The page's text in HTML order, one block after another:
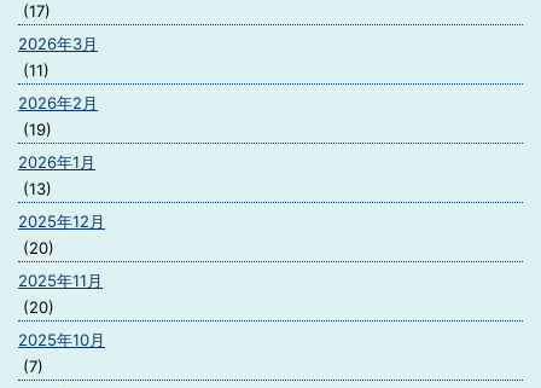
(17)
2026年3月
(11)
2026年2月
(19)
2026年1月
(13)
2025年12月
(20)
2025年11月
(20)
2025年10月
(7)